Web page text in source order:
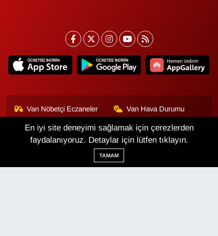
Van Nöbetçi Eczaneler Van Hava Durumu
Van Namaz Vakitleri
Van Trafik Yoğunluk
Haritası
Puan Durumu ve Fikstür
En iyi site deneyimi sağlamak için çerezlerden
faydalanıyoruz. Detaylar için lütfen tıklayın.
TAMAM